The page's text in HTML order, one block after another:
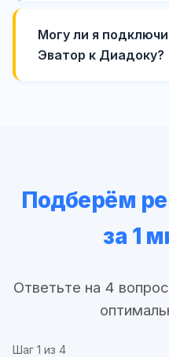
Могу ли я
Эватор к Диадоку?
Подберём
за 1
Ответьте на 4
Шаг 1 из 4